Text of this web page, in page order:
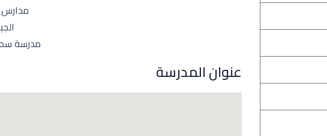
عنوان المدرسة